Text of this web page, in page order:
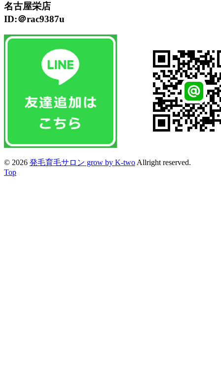
名古屋栄店
ID:＠rac9387u
© 2026 発毛育毛サロン grow by K-twoAllright reserved.
Top